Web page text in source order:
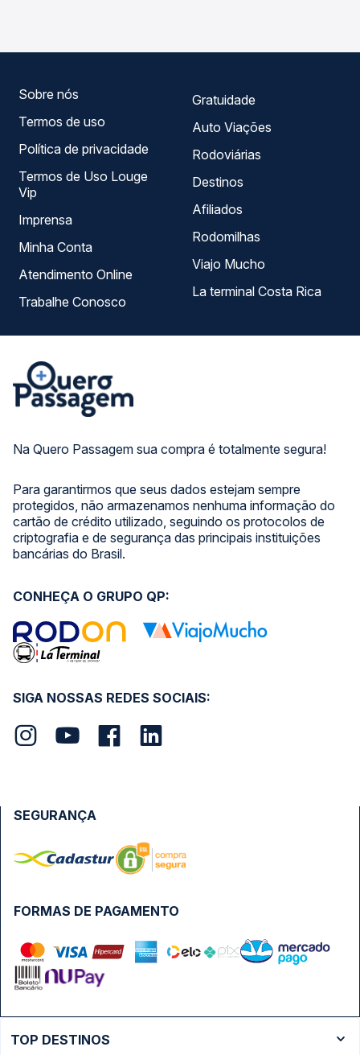
Na Quero Passagem sua compra é totalmente segura!
Para garantirmos que seus dados estejam sempre
protegidos, não armazenamos nenhuma informação do
cartão de crédito utilizado, seguindo os protocolos de
criptografia e de segurança das principais instituições
bancárias do Brasil.
Sobre nós
Termos de uso
Política de privacidade
Termos de Uso Louge
Vip
Imprensa
Minha Conta
Atendimento Online
Trabalhe Conosco
Gratuidade
Auto Viações
Rodoviárias
Destinos
Afiliados
Rodomilhas
Viajo Mucho
La terminal Costa Rica
SIGA NOSSAS REDES SOCIAIS:
CONHEÇA O GRUPO QP:
FORMAS DE PAGAMENTO
SEGURANÇA
TOP DESTINOS